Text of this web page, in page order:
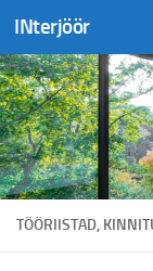
Skip to content
INterjöör
TÖÖRIISTAD,